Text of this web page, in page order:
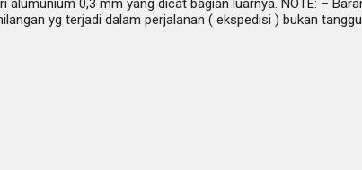
0,3 mm yang dicat bagian luarnya. NOTE: –
yg terjadi dalam perjalanan ( ekspedisi ) bukan